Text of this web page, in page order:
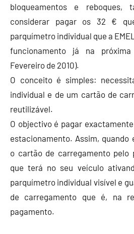
bloqueamentos e reboques,
considerar pagar os 32 €
parquímetro individual que a
funcionamento já na
Fevereiro de 2010).
O conceito é simples:
individual e de um cartão de
reutilizável.
O objectivo é pagar
estacionamento. Assim, quando
o cartão de carregamento pelo
que terá no seu veículo
parquímetro individual visível e
de carregamento que é, na
pagamento.